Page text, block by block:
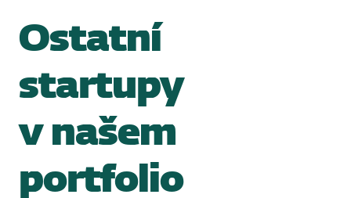
Ostatní
startupy
v našem
portfolio